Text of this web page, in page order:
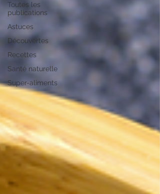
Toutes les
publications
Astuces
Découvertes
Recettes
Santé naturelle
Super-aliments